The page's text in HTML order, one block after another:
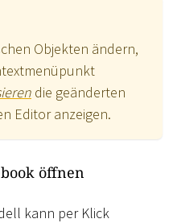
Objekten ändern,
die geänderten
Editor anzeigen.
öffnen
kann per Klick